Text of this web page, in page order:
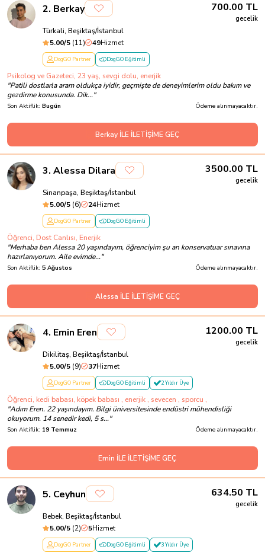
2. Berkay 700.00 TL
gecelik
Türkali, Beşiktaş/İstanbul
5.00/5 (11) 49Hizmet
DogGO Partner DogGO Eğitimli
Psikolog ve Gazeteci, 23 yaş, sevgi dolu, enerjik
"Patili dostlarla aram oldukça iyidir, geçmişte de deneyimlerim oldu bakım ve
gezdirme konusunda. Dik..."
Son Aktiflik: Bugün Ödeme alınmayacaktır.
Berkay İLE İLETİŞİME GEÇ
3. Alessa Dilara 3500.00 TL
gecelik
Sinanpaşa, Beşiktaş/İstanbul
5.00/5 (6) 24Hizmet
DogGO Partner DogGO Eğitimli
Öğrenci, Dost Canlısı, Enerjik
"Merhaba ben Alessa 20 yaşındayım, öğrenciyim şu an konservatuar sınavına
hazırlanıyorum. Aile evimde..."
Son Aktiflik: 5 Ağustos Ödeme alınmayacaktır.
Alessa İLE İLETİŞİME GEÇ
4. Emin Eren 1200.00 TL
gecelik
Dikilitaş, Beşiktaş/İstanbul
5.00/5 (9) 37Hizmet
DogGO Partner DogGO Eğitimli 2 Yıldır Üye
Öğrenci, kedi babası, köpek babası , enerjik , sevecen , sporcu ,
"Adım Eren. 22 yaşındayım. Bilgi üniversitesinde endüstri mühendisliği
okuyorum. 14 senedir kedi, 5 s..."
Son Aktiflik: 19 Temmuz Ödeme alınmayacaktır.
Emin İLE İLETİŞİME GEÇ
5. Ceyhun 634.50 TL
gecelik
Bebek, Beşiktaş/İstanbul
5.00/5 (2) 5Hizmet
DogGO Partner DogGO Eğitimli 3 Yıldır Üye